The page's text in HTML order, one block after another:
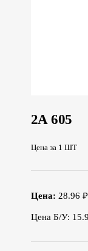
2А 605
Цена за 1 ШТ
Цена: 28.96 ₽
Цена Б/У: